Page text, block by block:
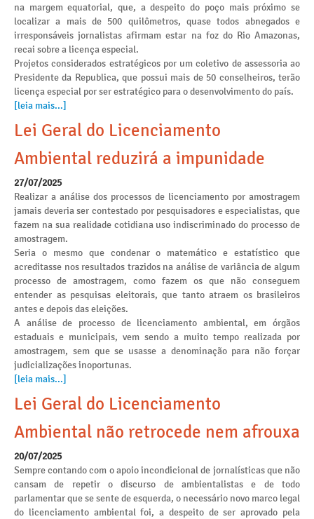
na margem equatorial, que, a despeito do poço mais próximo se
localizar a mais de 500 quilômetros, quase todos abnegados e
irresponsáveis jornalistas afirmam estar na foz do Rio Amazonas,
recai sobre a licença especial.
Projetos considerados estratégicos por um coletivo de assessoria ao
Presidente da Republica, que possui mais de 50 conselheiros, terão
licença especial por ser estratégico para o desenvolvimento do país.
[leia mais...]
Lei Geral do Licenciamento
Ambiental reduzirá a impunidade
27/07/2025
Realizar a análise dos processos de licenciamento por amostragem
jamais deveria ser contestado por pesquisadores e especialistas, que
fazem na sua realidade cotidiana uso indiscriminado do processo de
amostragem.
Seria o mesmo que condenar o matemático e estatístico que
acreditasse nos resultados trazidos na análise de variância de algum
processo de amostragem, como fazem os que não conseguem
entender as pesquisas eleitorais, que tanto atraem os brasileiros
antes e depois das eleições.
A análise de processo de licenciamento ambiental, em órgãos
estaduais e municipais, vem sendo a muito tempo realizada por
amostragem, sem que se usasse a denominação para não forçar
judicializações inoportunas.
[leia mais...]
Lei Geral do Licenciamento
Ambiental não retrocede nem afrouxa
20/07/2025
Sempre contando com o apoio incondicional de jornalísticas que não
cansam de repetir o discurso de ambientalistas e de todo
parlamentar que se sente de esquerda, o necessário novo marco legal
do licenciamento ambiental foi, a despeito de ser aprovado pela